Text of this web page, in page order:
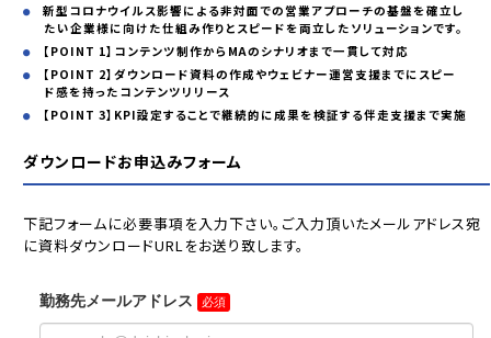
新型コロナウイルス影響による非対面での営業アプローチの基盤を確立し
たい企業様に向けた仕組み作りとスピードを両立したソリューションです。
【POINT 1】コンテンツ制作からMAのシナリオまで一貫して対応
【POINT 2】ダウンロード資料の作成やウェビナー運営支援までにスピー
ド感を持ったコンテンツリリース
【POINT 3】KPI設定することで継続的に成果を検証する伴走支援まで実施
ダウンロードお申込みフォーム
下記フォームに必要事項を入力下さい。ご入力頂いたメールアドレス宛
に資料ダウンロードURLをお送り致します。